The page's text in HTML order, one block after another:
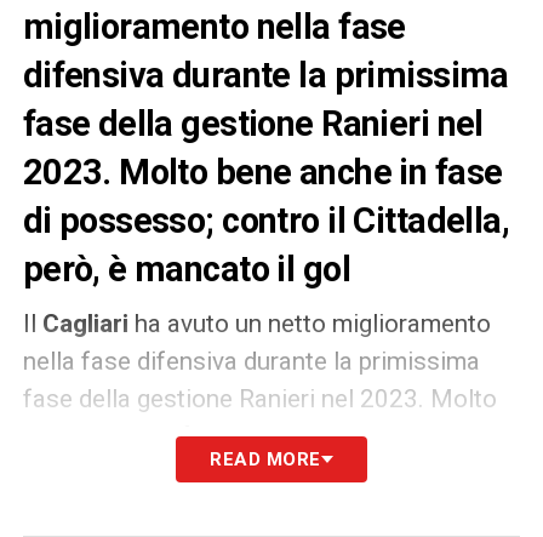
miglioramento nella fase
difensiva durante la primissima
fase della gestione Ranieri nel
2023. Molto bene anche in fase
di possesso; contro il Cittadella,
però, è mancato il gol
Il Cagliari ha avuto un netto miglioramento
nella fase difensiva durante la primissima
fase della gestione Ranieri nel 2023. Molto
bene anche in fase di possesso; contro il
Cittadella, però, è mancato il gol. Il tecnico
READ MORE